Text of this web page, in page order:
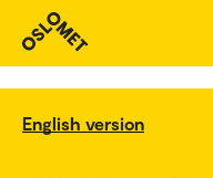
English version